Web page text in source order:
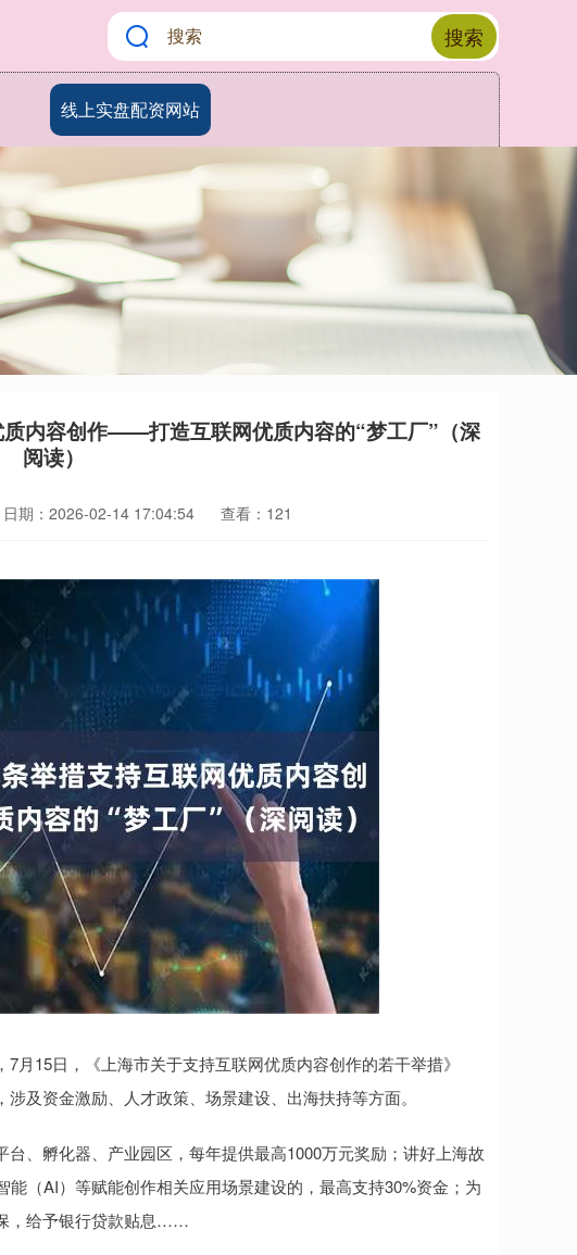
搜索
线上实盘配资网站
内容创作——打造互联网优质内容的“梦工厂”（深
阅读）
日期：2026-02-14 17:04:54 查看：121
15日，《上海市关于支持互联网优质内容创作的若干举措》
及资金激励、人才政策、场景建设、出海扶持等方面。
、孵化器、产业园区，每年提供最高1000万元奖励；讲好上海故
（AI）等赋能创作相关应用场景建设的，最高支持30%资金；为
，给予银行贷款贴息……